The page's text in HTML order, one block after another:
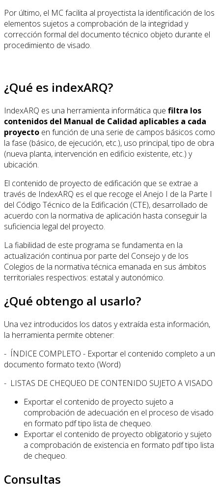
Por último, el MC facilita al proyectista la identificación de los
elementos sujetos a comprobación de la integridad y
corrección formal del documento técnico objeto durante el
procedimiento de visado.
¿Qué es indexARQ?
IndexARQ es una herramienta informática que filtra los
contenidos del Manual de Calidad aplicables a cada
proyecto en función de una serie de campos básicos como
la fase (básico, de ejecución, etc.), uso principal, tipo de obra
(nueva planta, intervención en edificio existente, etc.) y
ubicación.
El contenido de proyecto de edificación que se extrae a
través de IndexARQ es el que recoge el Anejo I de la Parte I
del Código Técnico de la Edificación (CTE), desarrollado de
acuerdo con la normativa de aplicación hasta conseguir la
suficiencia legal del proyecto.
La fiabilidad de este programa se fundamenta en la
actualización continua por parte del Consejo y de los
Colegios de la normativa técnica emanada en sus ámbitos
territoriales respectivos: estatal y autonómico.
¿Qué obtengo al usarlo?
Una vez introducidos los datos y extraída esta información,
la herramienta permite obtener:
- ÍNDICE COMPLETO - Exportar el contenido completo a un
documento formato texto (Word)
- LISTAS DE CHEQUEO DE CONTENIDO SUJETO A VISADO
Exportar el contenido de proyecto sujeto a
comprobación de adecuación en el proceso de visado
en formato pdf tipo lista de chequeo.
Exportar el contenido de proyecto obligatorio y sujeto
a comprobación de existencia en formato pdf tipo lista
de chequeo.
Consultas